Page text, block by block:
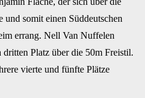
und somit einen Süddeutschen
errang. Nell Van Nuffelen
Platz über die 50m Freistil.
vierte und fünfte Plätze